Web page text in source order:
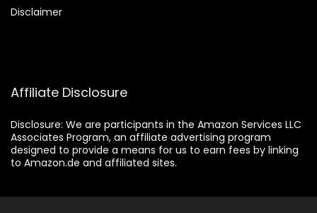
Disclaimer
Affiliate Disclosure
Disclosure: We are participants in the Amazon Services LLC
Associates Program, an affiliate advertising program
designed to provide a means for us to earn fees by linking
to Amazon.de and affiliated sites.